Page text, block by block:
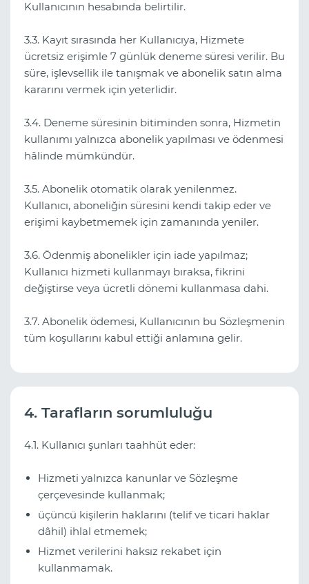
Kullanıcının hesabında belirtilir.
3.3. Kayıt sırasında her Kullanıcıya, Hizmete
ücretsiz erişimle 7 günlük deneme süresi verilir. Bu
süre, işlevsellik ile tanışmak ve abonelik satın alma
kararını vermek için yeterlidir.
3.4. Deneme süresinin bitiminden sonra, Hizmetin
kullanımı yalnızca abonelik yapılması ve ödenmesi
hâlinde mümkündür.
3.5. Abonelik otomatik olarak yenilenmez.
Kullanıcı, aboneliğin süresini kendi takip eder ve
erişimi kaybetmemek için zamanında yeniler.
3.6. Ödenmiş abonelikler için iade yapılmaz;
Kullanıcı hizmeti kullanmayı bıraksa, fikrini
değiştirse veya ücretli dönemi kullanmasa dahi.
3.7. Abonelik ödemesi, Kullanıcının bu Sözleşmenin
tüm koşullarını kabul ettiği anlamına gelir.
4. Tarafların sorumluluğu
4.1. Kullanıcı şunları taahhüt eder:
Hizmeti yalnızca kanunlar ve Sözleşme
çerçevesinde kullanmak;
üçüncü kişilerin haklarını (telif ve ticari haklar
dâhil) ihlal etmemek;
Hizmet verilerini haksız rekabet için
kullanmamak.